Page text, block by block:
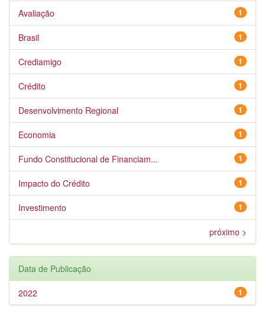
1
Avaliação
1
Brasil
1
Crediamigo
1
Crédito
1
Desenvolvimento Regional
1
Economia
1
Fundo Constitucional de Financiam...
1
Impacto do Crédito
1
Investimento
próximo >
Data de Publicação
1
2022